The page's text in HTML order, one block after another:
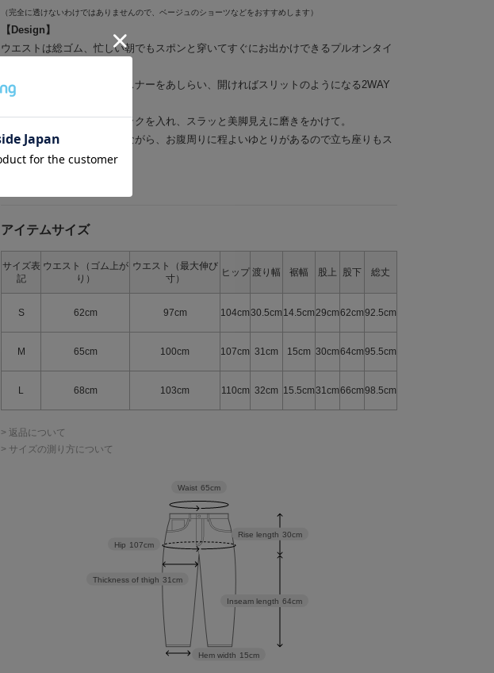
（完全に透けないわけではありませんので、ベージュのショーツなどをおすすめします）
【Design】
ウエストは総ゴム、忙しい朝でもスポンと穿いてすぐにお出かけできるプルオンタイ
両脇裾にはコンシールファスナーをあしらい、開ければスリットのようになる2WAY
さらにセンターにはピンタックを入れ、スラッと美脚見えに磨きをかけて。
すっきりとしたシルエットながら、お腹周りに程よいゆとりがあるので立ち座りもス
ムーズです。
アイテムサイズ
サイズ表
記
ウエスト（ゴム上が
り）
ウエスト（最大伸び
寸）
ヒップ 渡り幅 裾幅 股上 股下 総丈
S 62cm 97cm 104cm30.5cm 14.5cm 29cm62cm92.5cm
M 65cm 100cm 107cm 31cm 15cm 30cm64cm95.5cm
L 68cm 103cm 110cm 32cm 15.5cm31cm66cm98.5cm
> 返品について
> サイズの測り方について
Inseam length 64cm
Rise length 30cm
Hem width 15cm
Thickness of thigh 31cm
Hip 107cm
Waist 65cm